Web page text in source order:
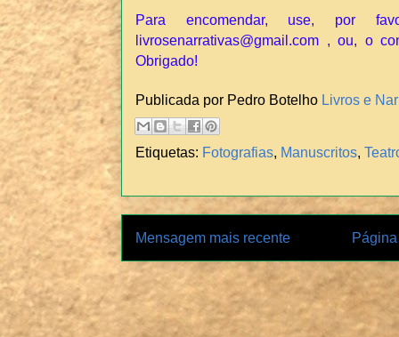
Para encomendar, use, por
livrosenarrativas@gmail.com , ou, o
Obrigado!
Publicada por Pedro Botelho Livros e
Etiquetas: Fotografias Manuscritos
Mensagem mais recente